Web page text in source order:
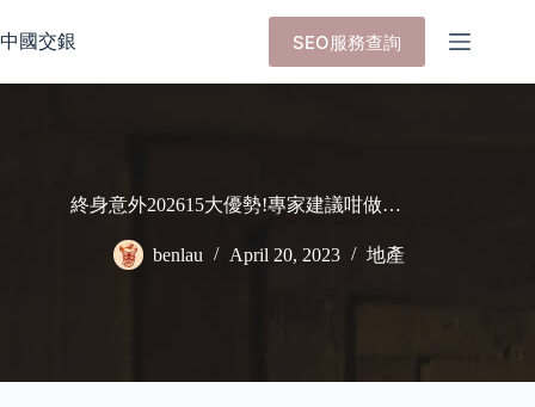
to
content
中國交銀 SEO服務查詢
終身意外202615大優勢!專家建議咁做…
benlau April 20, 2023 地產